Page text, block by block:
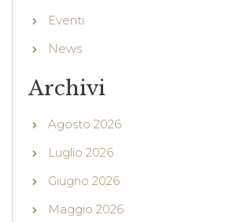
Eventi
News
Archivi
Agosto 2026
Luglio 2026
Giugno 2026
Maggio 2026